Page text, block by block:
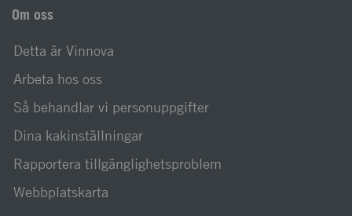
Om oss
Detta är Vinnova
Arbeta hos oss
Så behandlar vi personuppgifter
Dina kakinställningar
Rapportera tillgänglighetsproblem
Webbplatskarta